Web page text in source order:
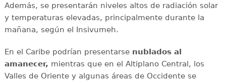
Además, se presentarán niveles altos de radiación solar
y temperaturas elevadas, principalmente durante la
mañana, según el Insivumeh.
En el Caribe podrían presentarse nublados al
amanecer, mientras que en el Altiplano Central, los
Valles de Oriente y algunas áreas de Occidente se